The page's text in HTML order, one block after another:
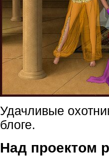
Удачливые
блоге.
Над проектом